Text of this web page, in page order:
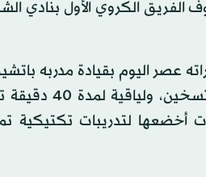
الفريق الكروي الأول بنادي
عصر اليوم بقيادة مدربه
راحة لمدة يوم واحد.
لتدريبات تكتيكية